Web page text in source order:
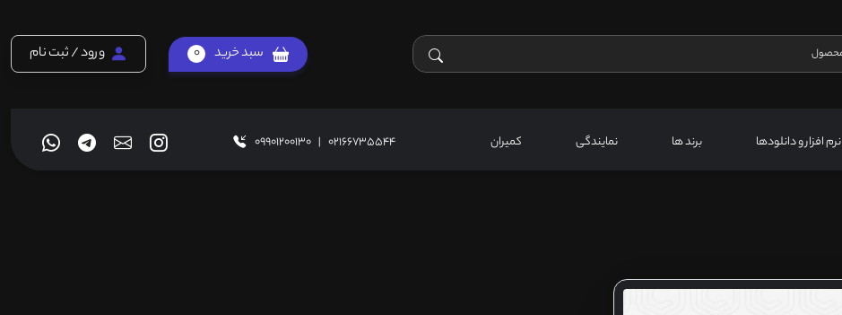
سبد خرید 0 ورود / ثبت نام
نرم افزار و دانلودها برند ها نمایندگی کمیران 02166735544
|
09901200130